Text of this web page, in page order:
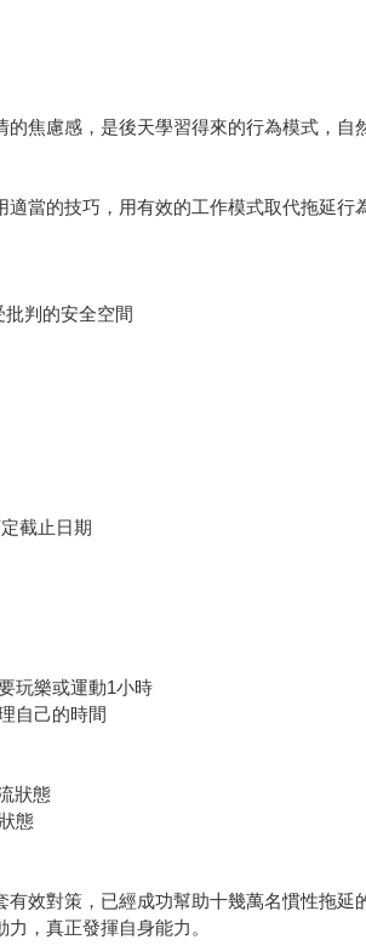
焦慮感，是後天學習得來的行為模式，自
當的技巧，用有效的工作模式取代拖延行
批判的安全空間
截止日期
玩樂或運動1小時
自己的時間
狀態
態
效對策，已經成功幫助十幾萬名慣性拖
，真正發揮自身能力。